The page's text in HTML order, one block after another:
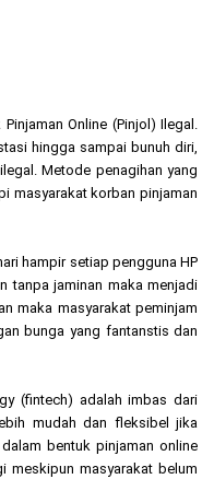
Online (Pinjol) Ilegal.
hingga sampai bunuh diri,
Metode penagihan yang
masyarakat korban pinjaman
hampir setiap pengguna HP
tanpa jaminan maka menjadi
maka masyarakat peminjam
bunga yang fantanstis dan
(fintech) adalah imbas dari
mudah dan fleksibel jika
bentuk pinjaman online
meskipun masyarakat belum